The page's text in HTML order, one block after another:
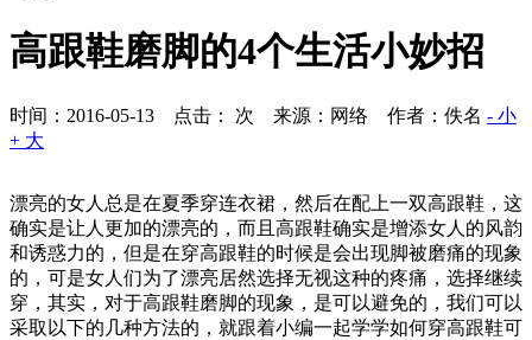
高跟鞋磨脚的4个生活小妙招
时间：2016-05-13 点击： 次 来源：网络 作者：佚名 - 小
+ 大
漂亮的女人总是在夏季穿连衣裙，然后在配上一双高跟鞋，这
确实是让人更加的漂亮的，而且高跟鞋确实是增添女人的风韵
和诱惑力的，但是在穿高跟鞋的时候是会出现脚被磨痛的现象
的，可是女人们为了漂亮居然选择无视这种的疼痛，选择继续
穿，其实，对于高跟鞋磨脚的现象，是可以避免的，我们可以
采取以下的几种方法的，就跟着小编一起学学如何穿高跟鞋可